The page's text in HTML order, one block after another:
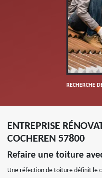
RECHERCHE
ENTREPRISE
COCHEREN 57800
Refaire une toiture
Une réfection de toiture définit le